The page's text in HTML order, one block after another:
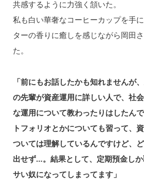
共感するように力強く頷いた。
私も白い華奢なコーヒーカップを手
ターの香りに癒しを感じながら岡田
た。
「前にもお話したかも知れませんが
の先輩が資産運用に詳しい人で、社
な運用について教わったりはしたん
トフォリオとかについても習って、
ついては理解しているんですけど、
出せず…。結果として、定期預金し
サい奴になってしまってます」